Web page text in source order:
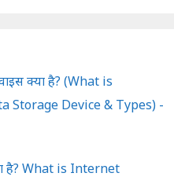
क्या है? (What is
Storage Device & Types) -
है? What is Internet